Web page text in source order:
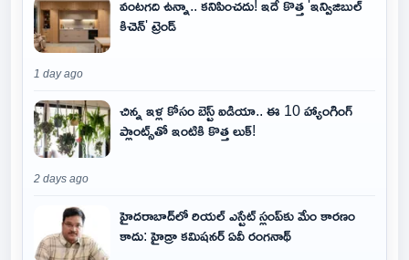
వంటగది ఉన్నా.. కనిపించదు! ఇదే కొత్త 'ఇన్విజిబుల్
కిచెన్' ట్రెండ్
1 day ago
చిన్న ఇళ్ల కోసం బెస్ట్ ఐడియా.. ఈ 10 హ్యాంగింగ్
ప్లాంట్స్‌తో ఇంటికి కొత్త లుక్!
2 days ago
హైదరాబాద్‌లో రియల్ ఎస్టేట్ స్లంప్‌కు మేం కారణం
కాదు: హైడ్రా కమిషనర్ ఏవీ రంగనాథ్